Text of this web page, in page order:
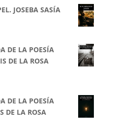
JOSEBA SASÍA
DE LA POESÍA
DE LA ROSA
DE LA POESÍA
DE LA ROSA